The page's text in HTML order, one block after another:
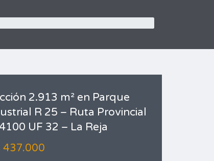
2.913 m² en Parque
R 25 – Ruta Provincial
UF 32 – La Reja
437.000